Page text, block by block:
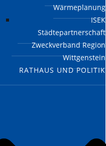
Wärmeplanung
ISEK
Städtepartnerschaft
Zweckverband Region
Wittgenstein
RATHAUS UND POLITIK